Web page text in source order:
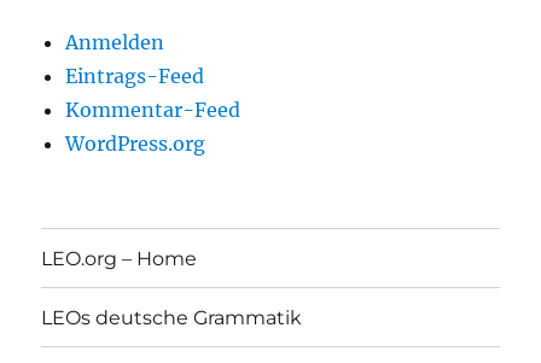
Anmelden
Eintrags-Feed
Kommentar-Feed
WordPress.org
LEO.org – Home
LEOs deutsche Grammatik